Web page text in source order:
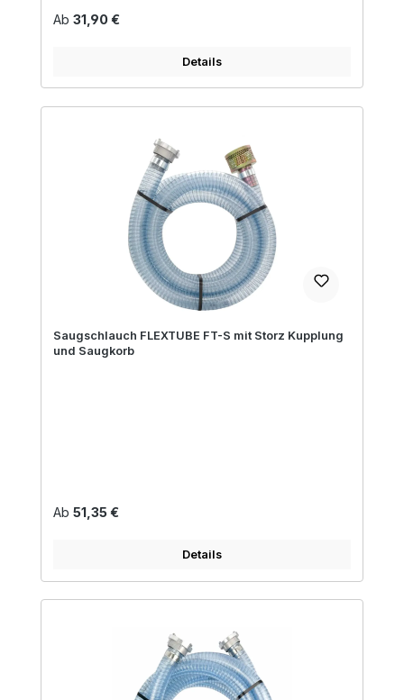
Regulärer Preis:
Ab 31,90 €
Details
Saugschlauch FLEXTUBE FT-S mit Storz Kupplung
und Saugkorb
Regulärer Preis:
Ab 51,35 €
Details